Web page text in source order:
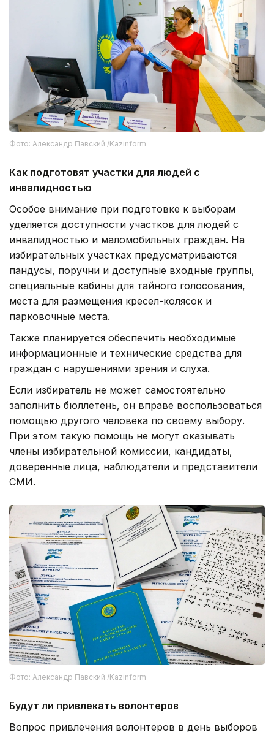
Фото: Александр Павский /Kazinform
Как подготовят участки для людей с
инвалидностью
Особое внимание при подготовке к выборам
уделяется доступности участков для людей с
инвалидностью и маломобильных граждан. На
избирательных участках предусматриваются
пандусы, поручни и доступные входные группы,
специальные кабины для тайного голосования,
места для размещения кресел-колясок и
парковочные места.
Также планируется обеспечить необходимые
информационные и технические средства для
граждан с нарушениями зрения и слуха.
Если избиратель не может самостоятельно
заполнить бюллетень, он вправе воспользоваться
помощью другого человека по своему выбору.
При этом такую помощь не могут оказывать
члены избирательной комиссии, кандидаты,
доверенные лица, наблюдатели и представители
СМИ.
Фото: Александр Павский /Kazinform
Будут ли привлекать волонтеров
Вопрос привлечения волонтеров в день выборов